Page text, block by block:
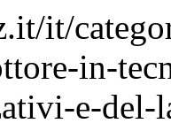
it/
in-
e-del-